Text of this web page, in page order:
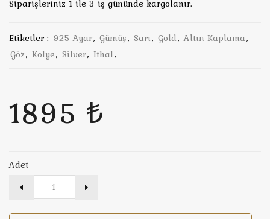
Siparişleriniz 1 ile 3 iş gününde kargolanır.
Etiketler : 925 Ayar, Gümüş, Sarı, Gold, Altın Kaplama,
Göz, Kolye, Silver, Ithal,
1895 ₺
Adet